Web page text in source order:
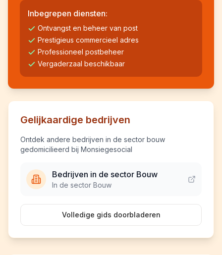
Inbegrepen diensten:
Ontvangst en beheer van post
Prestigieus commercieel adres
Professioneel postbeheer
Vergaderzaal beschikbaar
Gelijkaardige bedrijven
Ontdek andere bedrijven in de sector bouw
gedomicilieerd bij Monsiegesocial
Bedrijven in de sector Bouw
In de sector Bouw
Volledige gids doorbladeren